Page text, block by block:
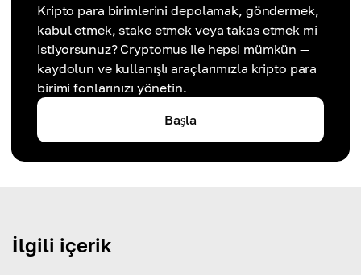
Kripto para birimlerini depolamak, göndermek,
kabul etmek, stake etmek veya takas etmek mi
istiyorsunuz? Cryptomus ile hepsi mümkün —
kaydolun ve kullanışlı araçlarımızla kripto para
birimi fonlarınızı yönetin.
Başla
İlgili içerik